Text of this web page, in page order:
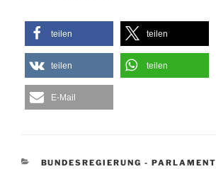
teilen teilen
teilen teilen
E-Mail
KATEGORIEN
BUNDESREGIERUNG - PARLAMENT